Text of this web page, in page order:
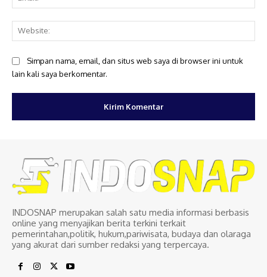
Simpan nama, email, dan situs web saya di browser ini untuk
lain kali saya berkomentar.
INDOSNAP merupakan salah satu media informasi berbasis
online yang menyajikan berita terkini terkait
pemerintahan,politik, hukum,pariwisata, budaya dan olaraga
yang akurat dari sumber redaksi yang terpercaya.